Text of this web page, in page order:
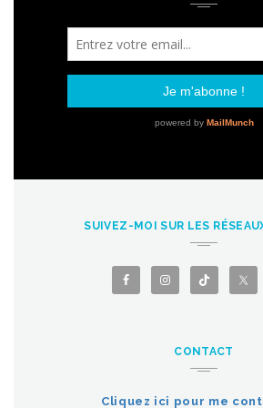
SUIVEZ-MOI SUR LES
CONTACT
Cliquez ici pour me